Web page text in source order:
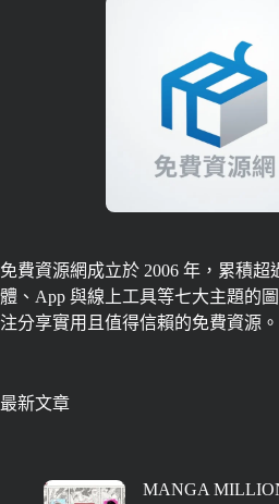
免費資源網成立於 2006 年，累積超
體、App 與線上工具等七大主題的
注分享實用且值得信賴的免費資源。
最新文章
MANGA